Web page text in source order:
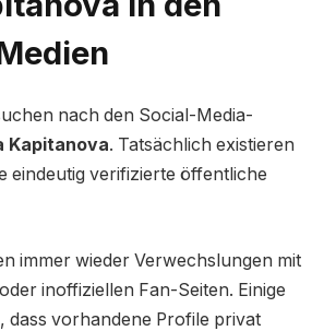
nach den Social-Media-
Kapitanova. Tatsächlich existieren
eindeutig verifizierte öffentliche
immer wieder Verwechslungen mit
inoffiziellen Fan-Seiten. Einige
dass vorhandene Profile privat